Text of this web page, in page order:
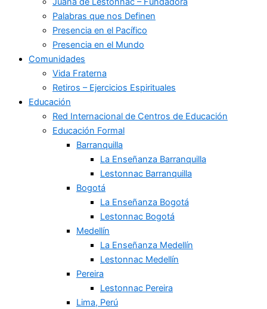
Palabras que nos Definen
Presencia en el Pacífico
Presencia en el Mundo
Comunidades
Vida Fraterna
Retiros – Ejercicios Espirituales
Educación
Red Internacional de Centros de Educación
Educación Formal
Barranquilla
La Enseñanza Barranquilla
Lestonnac Barranquilla
Bogotá
La Enseñanza Bogotá
Lestonnac Bogotá
Medellín
La Enseñanza Medellín
Lestonnac Medellín
Pereira
Lestonnac Pereira
Lima, Perú